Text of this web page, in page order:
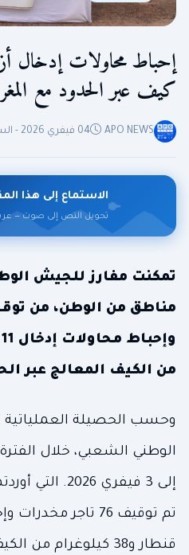
كيف عبر الحدود مع
APO NEWS 04 فيفري 2026 - الساعة 14:03
الاستماع إلى هذا
تحويل النص إلى صوت —
تمكنت مفارز للجيش
من الكيف المعالج عبر
وحسب الحصيلة
إلى 3 فيفري
قنطار و38 كيلوغرام